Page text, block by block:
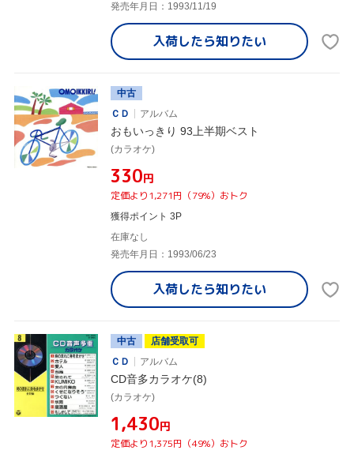
発売年月日：1993/11/19
入荷したら知りたい
中古
ＣＤ
アルバム
おもいっきり 93上半期ベスト
(カラオケ)
¥330円
定価より1,271円（79%）おトク
獲得ポイント 3P
在庫なし
発売年月日：1993/06/23
入荷したら知りたい
中古
店舗受取可
ＣＤ
アルバム
CD音多カラオケ(8)
(カラオケ)
¥1,430円
定価より1,375円（49%）おトク